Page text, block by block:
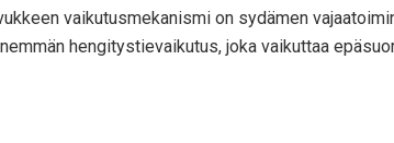
vaikutusmekanismi on sydämen
hengitystievaikutus, joka vaikuttaa